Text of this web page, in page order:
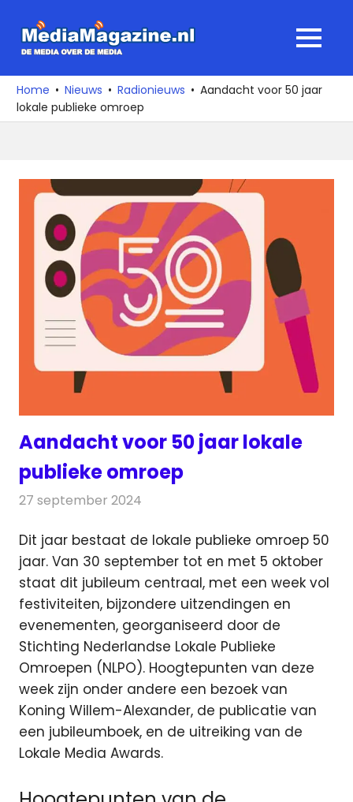
naar
media
over
de
MENU
Home Nieuws Radionieuws
Aandacht voor 50 jaar
lokale publieke omroep
Aandacht voor 50 jaar lokale
publieke omroep
27 september 2024
Dit jaar bestaat de lokale publieke omroep 50
jaar. Van 30 september tot en met 5 oktober
staat dit jubileum centraal, met een week vol
festiviteiten, bijzondere uitzendingen en
evenementen, georganiseerd door de
Stichting Nederlandse Lokale Publieke
Omroepen (NLPO). Hoogtepunten van deze
week zijn onder andere een bezoek van
Koning Willem-Alexander, de publicatie van
een jubileumboek, en de uitreiking van de
Lokale Media Awards.